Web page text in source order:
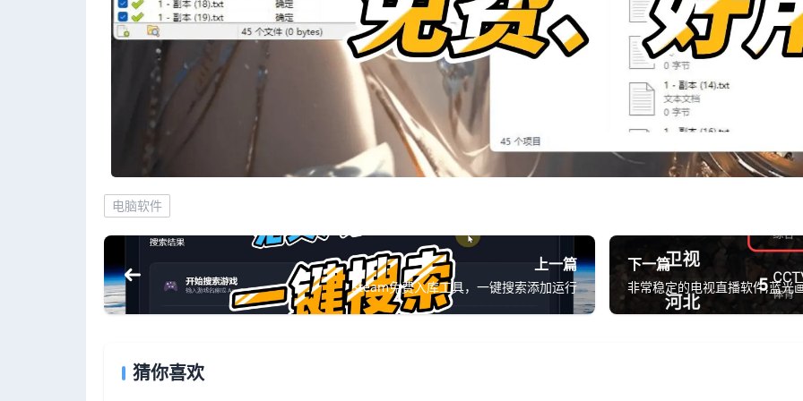
电脑软件
上一篇
Steam免费入库工具，一键搜索添加运行
下一篇
非常稳定的电视直播软件,蓝光
猜你喜欢